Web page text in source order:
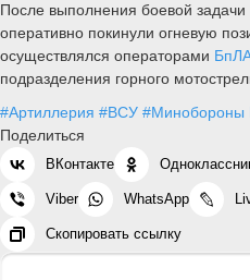
После выполнения боевой
оперативно покинули огневую
осуществлялся операторами
подразделения горного
#Артиллерия #ВСУ #Минобороны
Поделиться
ВКонтакте
Viber WhatsApp
Скопировать ссылку